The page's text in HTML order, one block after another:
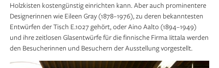
Holzkisten kostengünstig einrichten kann. Aber auch prominentere
Designerinnen wie Eileen Gray (1878–1976), zu deren bekanntesten
Entwürfen der Tisch E.1027 gehört, oder Aino Aalto (1894–1949)
und ihre zeitlosen Glasentwürfe für die finnische Firma Iittala werden
den Besucherinnen und Besuchern der Ausstellung vorgestellt.